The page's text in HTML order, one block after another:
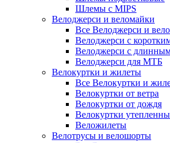
Шлемы с MIPS
Велоджерси и веломайки
Все Велоджерси и
Велоджерси с
Велоджерси с
Велоджерси для МТБ
Велокуртки и жилеты
Все Велокуртки и
Велокуртки от ветра
Велокуртки от дождя
Велокуртки
Веложилеты
Велотрусы и велошорты